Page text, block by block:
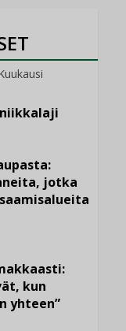
jotka
kun
yhteen”